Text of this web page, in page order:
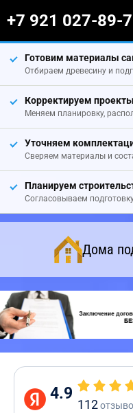
+7 921 027-89-
Готовим материалы
Отбираем древесину и
Корректируем проекты
Меняем планировку,
Уточняем
Сверяем материалы и
Планируем
Согласовываем
Дома
4.9
112